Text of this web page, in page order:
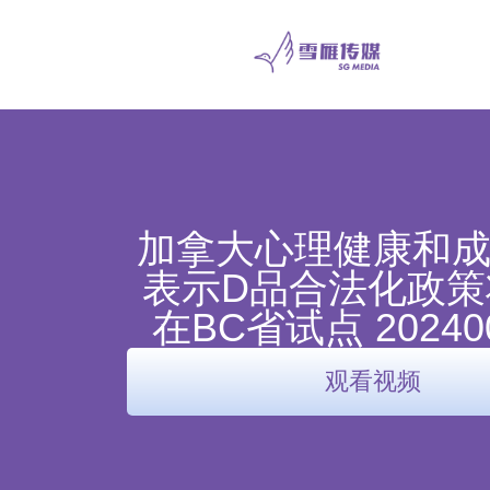
加拿大心理健康和
表示D品合法化政
在BC省试点
观看视频